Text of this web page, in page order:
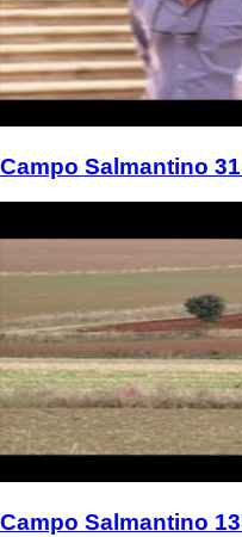
Campo Salmantino
Campo Salmantino